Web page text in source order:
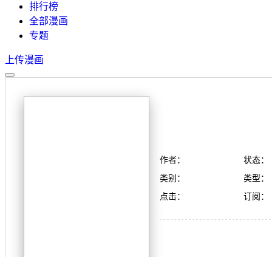
排行榜
全部漫画
专题
上传漫画
作者：
状态：
类别：
类型：
点击：
订阅：